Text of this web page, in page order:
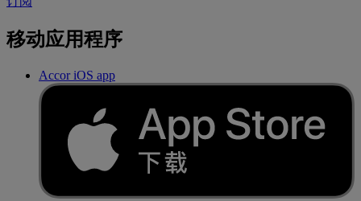
移动应用程序
Accor iOS app